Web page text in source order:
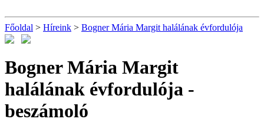
Főoldal > Híreink > Bogner Mária Margit halálának évfordulója
Bogner Mária Margit
halálának évfordulója -
beszámoló